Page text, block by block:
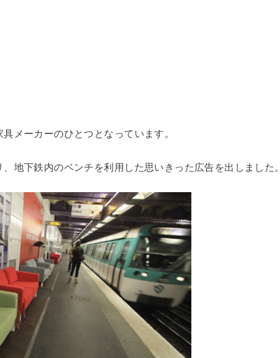
メーカーのひとつとなっています。
地下鉄内のベンチを利用した思いきった広告を出しました。